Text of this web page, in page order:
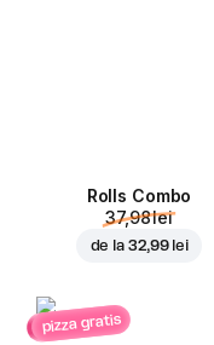
Rolls Combo
37,98 lei
de la 32,99 lei
pizza gratis